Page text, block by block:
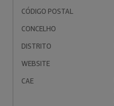
CÓDIGO POSTAL
CONCELHO
DISTRITO
WEBSITE
CAE